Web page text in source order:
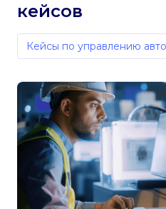
кейсов
Кейсы по управлению